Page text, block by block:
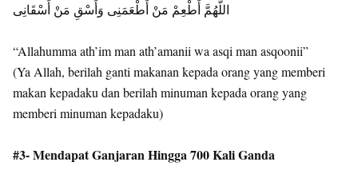
اللَّهُمَّ أَطْعِمْ مَنْ أَطْعَمَنِى وَأَسْقِ مَنْ أَسْقَانِى
“Allahumma ath’im man ath’amanii wa asqi man asqoonii”
(Ya Allah, berilah ganti makanan kepada orang yang memberi
makan kepadaku dan berilah minuman kepada orang yang
memberi minuman kepadaku)
#3- Mendapat Ganjaran Hingga 700 Kali Ganda